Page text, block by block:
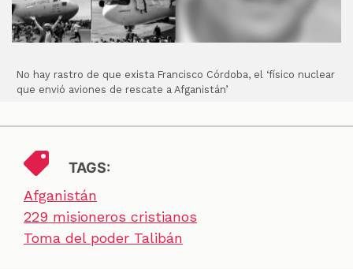
No hay rastro de que exista Francisco Córdoba, el ‘físico nuclear
que envió aviones de rescate a Afganistán’
TAGS:
Afganistán
229 misioneros cristianos
Toma del poder Talibán